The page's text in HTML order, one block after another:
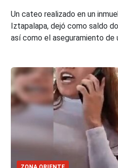
Un cateo realizado en un
Iztapalapa, dejó como saldo
así como el aseguramiento de